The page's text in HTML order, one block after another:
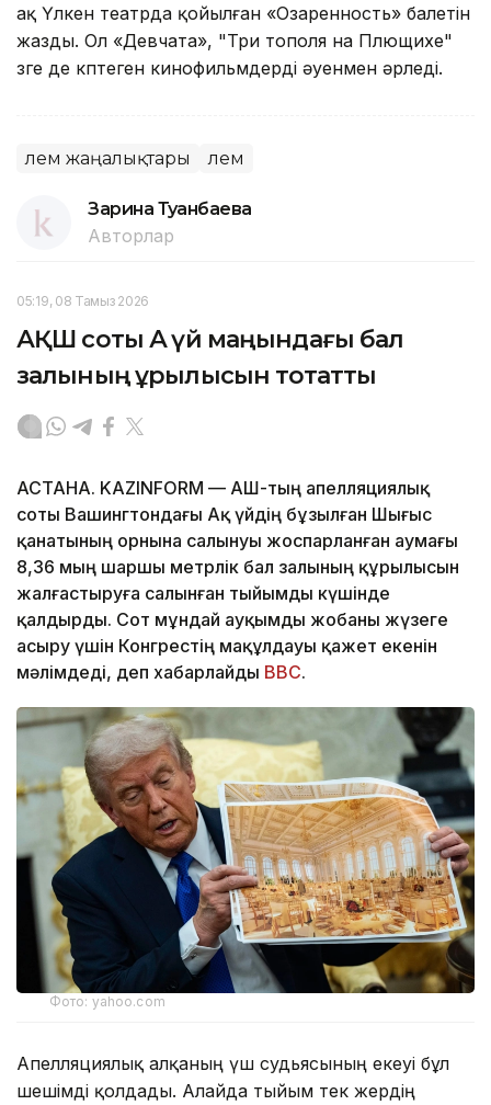
ақ Үлкен театрда қойылған «Озаренность» балетін
жазды. Ол «Девчата», "Три тополя на Плющихе"
өзге де көптеген кинофильмдерді әуенмен әрледі.
Әлем жаңалықтары Әлем
Зарина Туғанбаева
Авторлар
05:19, 08 Тамыз 2026
АҚШ соты Ақ үй маңындағы бал
залының құрылысын тоқтатты
АСТАНА. KAZINFORM — АҚШ-тың апелляциялық
соты Вашингтондағы Ақ үйдің бұзылған Шығыс
қанатының орнына салынуы жоспарланған аумағы
8,36 мың шаршы метрлік бал залының құрылысын
жалғастыруға салынған тыйымды күшінде
қалдырды. Сот мұндай ауқымды жобаны жүзеге
асыру үшін Конгрестің мақұлдауы қажет екенін
мәлімдеді, деп хабарлайды BBC.
Фото: yahoo.com
Апелляциялық алқаның үш судьясының екеуі бұл
шешімді қолдады. Алайда тыйым тек жердің